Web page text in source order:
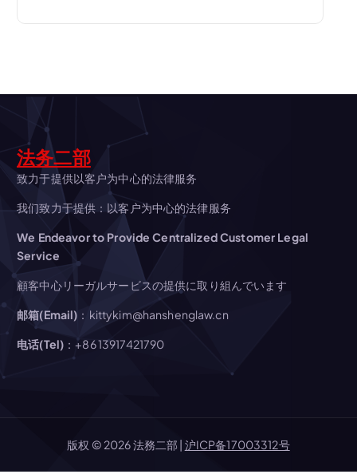
シ
ョ
ン
法务二部
致力于提供以客户为中心的法律服务
我们致力于提供：以客户为中心的法律服务
We Endeavor to Provide Centralized Customer Legal
Service
顧客中心リーガルサービスの提供に取り組んでいます
邮箱(Email) ：kittykim@hanshenglaw.cn
电话(Tel) ：+86 13917421790
版权 © 2026 法務二部 | 沪ICP备17003312号